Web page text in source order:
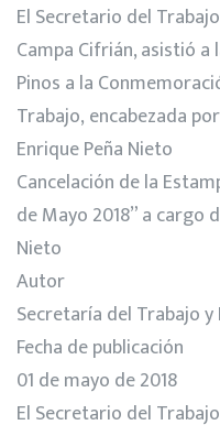
El Secretario del
Campa Cifrián, asistió a
Pinos a la
Trabajo, encabezada
Enrique Peña Nieto
Cancelación de la
de Mayo 2018” a cargo
Nieto
Autor
Secretaría del Trabajo y
Fecha de publicación
01 de mayo de 2018
El Secretario del